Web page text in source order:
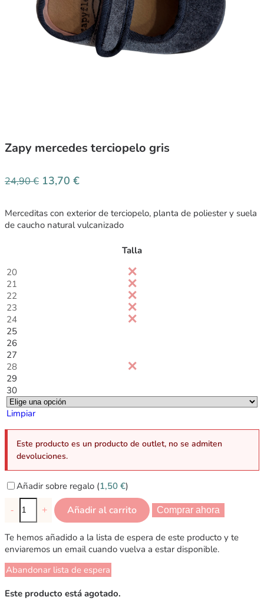
Zapy mercedes terciopelo gris
24,90€ 13,70 €
Merceditas con exterior de terciopelo, planta de poliester y suela
de caucho natural vulcanizado
Talla
20
21
22
23
24
25
26
27
28
29
30
Limpiar
Este producto es un producto de outlet, no se admiten
devoluciones.
Añadir sobre regalo (1,50 €)
- + Añadir al carrito Comprar ahora
Te hemos añadido a la lista de espera de este producto y te
enviaremos un email cuando vuelva a estar disponible.
Abandonar lista de espera
Este producto está agotado.